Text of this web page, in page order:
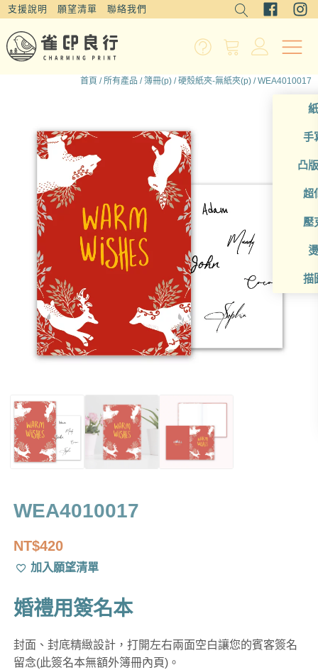
支援說明 願望清單 聯絡我們
手
凸
超
壓
描
首頁 /所有產品 /簿冊(p) /硬殼紙夾-無紙夾(p) / WEA4010017
WEA4010017
NT$420
加入願望清單
婚禮用簽名本
封面、封底精緻設計，打開左右兩面空白讓您的賓客簽名
留念(此簽名本無額外簿冊內頁)。